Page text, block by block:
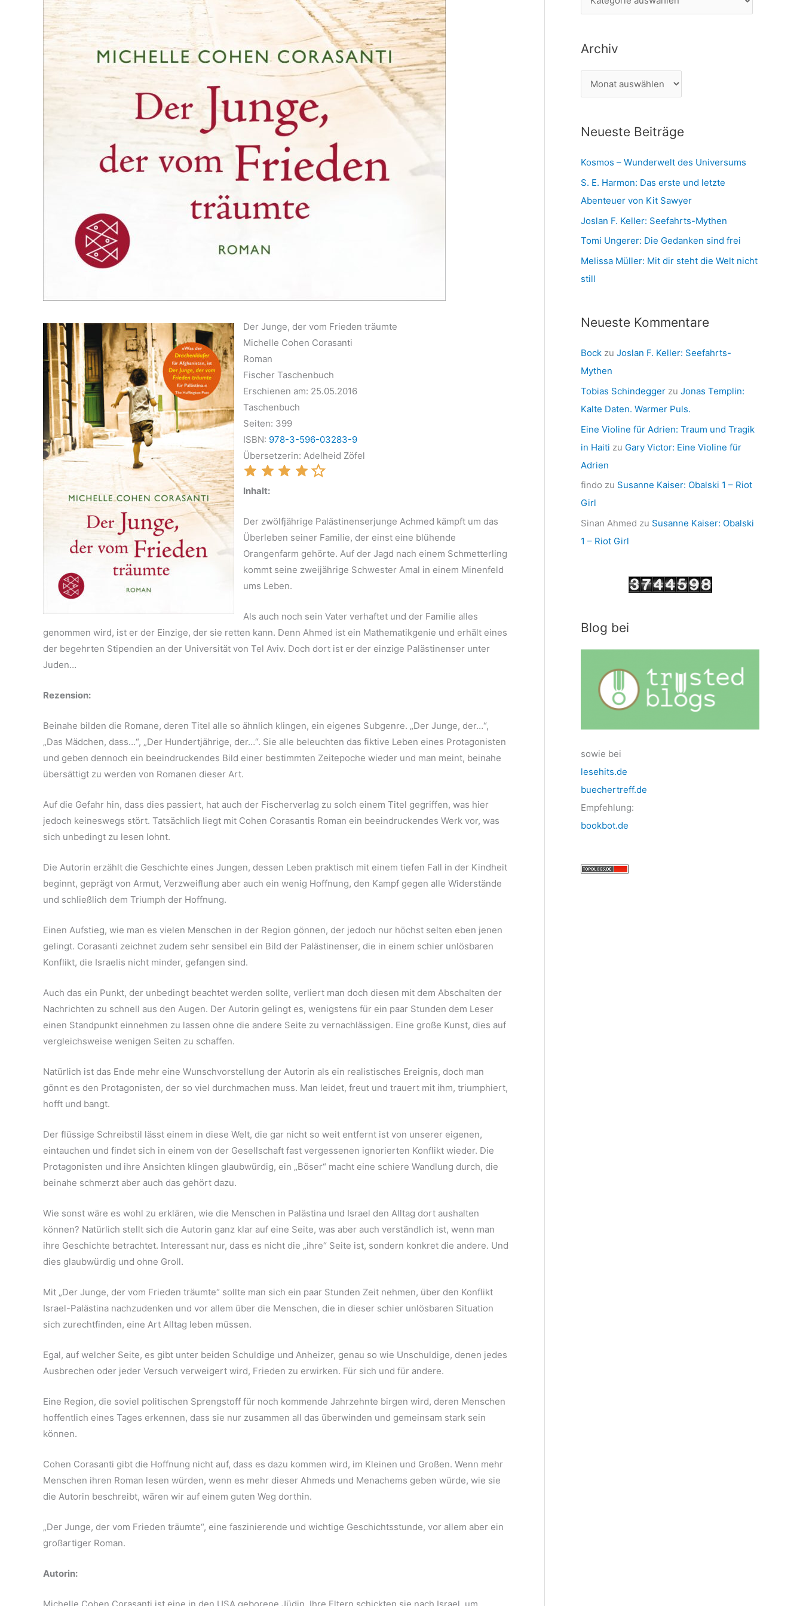
Der Junge, der vom Frieden träumte
Michelle Cohen Corasanti
Roman
Fischer Taschenbuch
Erschienen am: 25.05.2016
Taschenbuch
Seiten: 399
ISBN: 978-3-596-03283-9
Übersetzerin: Adelheid Zöfel
Inhalt:
Der zwölfjährige Palästinenserjunge Achmed kämpft um das
Überleben seiner Familie, der einst eine blühende
Orangenfarm gehörte. Auf der Jagd nach einem Schmetterling
kommt seine zweijährige Schwester Amal in einem Minenfeld
ums Leben.
Als auch noch sein Vater verhaftet und der Familie alles
genommen wird, ist er der Einzige, der sie retten kann. Denn Ahmed ist ein Mathematikgenie und erhält eines
der begehrten Stipendien an der Universität von Tel Aviv. Doch dort ist er der einzige Palästinenser unter
Juden…
Rezension:
Beinahe bilden die Romane, deren Titel alle so ähnlich klingen, ein eigenes Subgenre. „Der Junge, der…“,
„Das Mädchen, dass…“, „Der Hundertjährige, der…“. Sie alle beleuchten das fiktive Leben eines Protagonisten
und geben dennoch ein beeindruckendes Bild einer bestimmten Zeitepoche wieder und man meint, beinahe
übersättigt zu werden von Romanen dieser Art.
Auf die Gefahr hin, dass dies passiert, hat auch der Fischerverlag zu solch einem Titel gegriffen, was hier
jedoch keineswegs stört. Tatsächlich liegt mit Cohen Corasantis Roman ein beeindruckendes Werk vor, was
sich unbedingt zu lesen lohnt.
Die Autorin erzählt die Geschichte eines Jungen, dessen Leben praktisch mit einem tiefen Fall in der Kindheit
beginnt, geprägt von Armut, Verzweiflung aber auch ein wenig Hoffnung, den Kampf gegen alle Widerstände
und schließlich dem Triumph der Hoffnung.
Einen Aufstieg, wie man es vielen Menschen in der Region gönnen, der jedoch nur höchst selten eben jenen
gelingt. Corasanti zeichnet zudem sehr sensibel ein Bild der Palästinenser, die in einem schier unlösbaren
Konflikt, die Israelis nicht minder, gefangen sind.
Auch das ein Punkt, der unbedingt beachtet werden sollte, verliert man doch diesen mit dem Abschalten der
Nachrichten zu schnell aus den Augen. Der Autorin gelingt es, wenigstens für ein paar Stunden dem Leser
einen Standpunkt einnehmen zu lassen ohne die andere Seite zu vernachlässigen. Eine große Kunst, dies auf
vergleichsweise wenigen Seiten zu schaffen.
Natürlich ist das Ende mehr eine Wunschvorstellung der Autorin als ein realistisches Ereignis, doch man
gönnt es den Protagonisten, der so viel durchmachen muss. Man leidet, freut und trauert mit ihm, triumphiert,
hofft und bangt.
Der flüssige Schreibstil lässt einem in diese Welt, die gar nicht so weit entfernt ist von unserer eigenen,
eintauchen und findet sich in einem von der Gesellschaft fast vergessenen ignorierten Konflikt wieder. Die
Protagonisten und ihre Ansichten klingen glaubwürdig, ein „Böser“ macht eine schiere Wandlung durch, die
beinahe schmerzt aber auch das gehört dazu.
Wie sonst wäre es wohl zu erklären, wie die Menschen in Palästina und Israel den Alltag dort aushalten
können? Natürlich stellt sich die Autorin ganz klar auf eine Seite, was aber auch verständlich ist, wenn man
ihre Geschichte betrachtet. Interessant nur, dass es nicht die „ihre“ Seite ist, sondern konkret die andere. Und
dies glaubwürdig und ohne Groll.
Mit „Der Junge, der vom Frieden träumte“ sollte man sich ein paar Stunden Zeit nehmen, über den Konflikt
Israel-Palästina nachzudenken und vor allem über die Menschen, die in dieser schier unlösbaren Situation
sich zurechtfinden, eine Art Alltag leben müssen.
Egal, auf welcher Seite, es gibt unter beiden Schuldige und Anheizer, genau so wie Unschuldige, denen jedes
Ausbrechen oder jeder Versuch verweigert wird, Frieden zu erwirken. Für sich und für andere.
Eine Region, die soviel politischen Sprengstoff für noch kommende Jahrzehnte birgen wird, deren Menschen
hoffentlich eines Tages erkennen, dass sie nur zusammen all das überwinden und gemeinsam stark sein
können.
Cohen Corasanti gibt die Hoffnung nicht auf, dass es dazu kommen wird, im Kleinen und Großen. Wenn mehr
Menschen ihren Roman lesen würden, wenn es mehr dieser Ahmeds und Menachems geben würde, wie sie
die Autorin beschreibt, wären wir auf einem guten Weg dorthin.
„Der Junge, der vom Frieden träumte“, eine faszinierende und wichtige Geschichtsstunde, vor allem aber ein
großartiger Roman.
Autorin:
c
h
a
e
e
n
Archiv
r
h
v
Neueste Beiträge
Kosmos – Wunderwelt des Universums
S. E. Harmon: Das erste und letzte
Abenteuer von Kit Sawyer
Joslan F. Keller: Seefahrts-Mythen
Tomi Ungerer: Die Gedanken sind frei
Melissa Müller: Mit dir steht die Welt nicht
still
Neueste Kommentare
Bock zu Joslan F. Keller: Seefahrts-
Mythen
Tobias Schindegger zu Jonas Templin:
Kalte Daten. Warmer Puls.
Eine Violine für Adrien: Traum und Tragik
in Haiti zu Gary Victor: Eine Violine für
Adrien
findo zu Susanne Kaiser: Obalski 1 – Riot
Girl
Sinan Ahmed zu Susanne Kaiser: Obalski
1 – Riot Girl
Blog bei
sowie bei
lesehits.de
buechertreff.de
Empfehlung:
bookbot.de